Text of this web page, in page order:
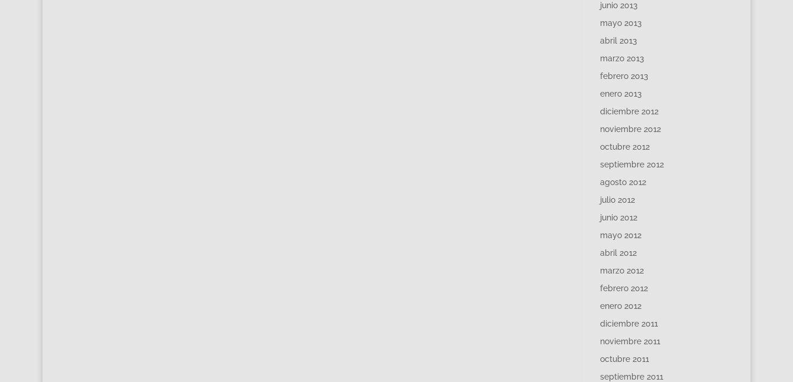
junio 2013
mayo 2013
abril 2013
marzo 2013
febrero 2013
enero 2013
diciembre 2012
noviembre 2012
octubre 2012
septiembre 2012
agosto 2012
julio 2012
junio 2012
mayo 2012
abril 2012
marzo 2012
febrero 2012
enero 2012
diciembre 2011
noviembre 2011
octubre 2011
septiembre 2011